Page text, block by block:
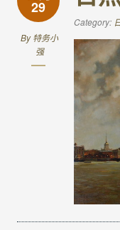
29
By特务小
强
Category: